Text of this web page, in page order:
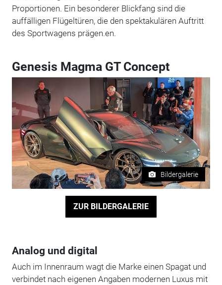
Proportionen. Ein besonderer Blickfang sind die
auffälligen Flügeltüren, die den spektakulären Auftritt
des Sportwagens prägen.en.
Genesis Magma GT Concept
Bildergalerie
ZUR BILDERGALERIE
Analog und digital
Auch im Innenraum wagt die Marke einen Spagat und
verbindet nach eigenen Angaben modernen Luxus mit